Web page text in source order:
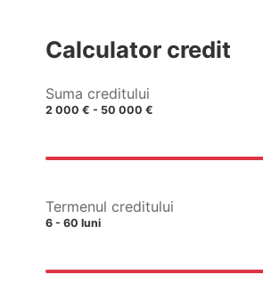
Calculator credit
Suma creditului
2 000 € - 50 000 €
Termenul creditului
6 - 60 luni